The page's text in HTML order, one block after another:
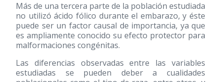
Más de una tercera parte de la población estudiada
no utilizó ácido fólico durante el embarazo, y éste
puede ser un factor causal de importancia, ya que
es ampliamente conocido su efecto protector para
malformaciones congénitas.
Las diferencias observadas entre las variables
estudiadas se pueden deber a cualidades